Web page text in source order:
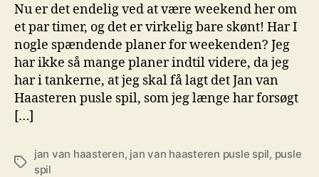
Nu er det endelig ved at være weekend her om
et par timer, og det er virkelig bare skønt! Har I
nogle spændende planer for weekenden? Jeg
har ikke så mange planer indtil videre, da jeg
har i tankerne, at jeg skal få lagt det Jan van
Haasteren pusle spil, som jeg længe har forsøgt
[…]
Tags
jan van haasteren, jan van haasteren pusle spil, pusle
spil